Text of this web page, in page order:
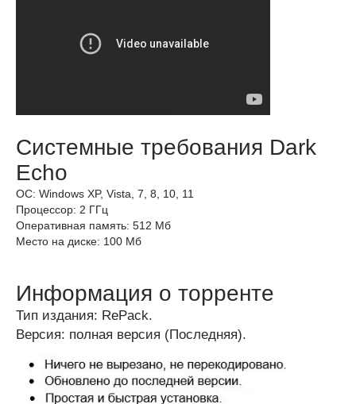
Системные требования Dark
Echo
ОС: Windows XP, Vista, 7, 8, 10, 11
Процессор: 2 ГГц
Оперативная память: 512 Мб
Место на диске: 100 Мб
Информация о торренте
Тип издания: RePack.
Версия: полная версия (Последняя).